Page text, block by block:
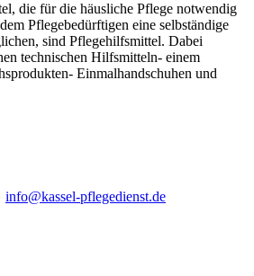
die für die häusliche Pflege notwendig
Pflegebedürftigen eine selbständige
sind Pflegehilfsmittel. Dabei
technischen Hilfsmitteln- einem
Einmalhandschuhen und
info@kassel-pflegedienst.de